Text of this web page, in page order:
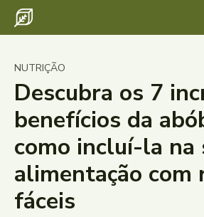
NUTRIÇÃO
Descubra os 7
benefícios da
como incluí-la na
alimentação com
fáceis